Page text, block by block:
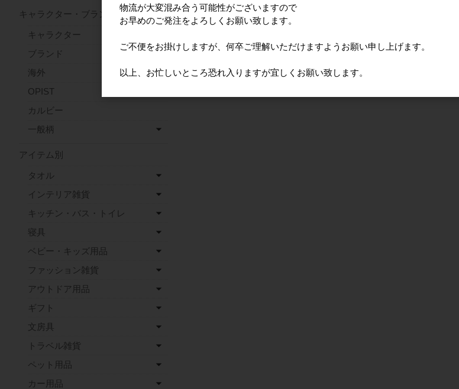
キャラクター・ブランド
キャラクター
ブランド
海外
OPIST
カルビー
一般柄
アイテム別
タオル
インテリア雑貨
キッチン・バス・トイレ
寝具
ベビー・キッズ用品
ファッション雑貨
アウトドア用品
ギフト
文房具
トラベル雑貨
ペット用品
カー用品
物流が大変混み合う可能性がございますので
お早めのご発注をよろしくお願い致します。
ご不便をお掛けしますが、何卒ご理解いただけますようお願い申し上げます。
以上、お忙しいところ恐れ入りますが宜しくお願い致します。